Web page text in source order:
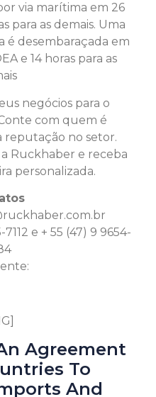
via marítima em 26
para as demais. Uma
é desembaraçada em
e 14 horas para as
negócios para o
com quem é
reputação no setor.
Ruckhaber e receba
personalizada.
e + 55 (47) 9 9654-
Agreement
To
And